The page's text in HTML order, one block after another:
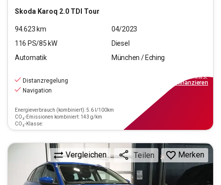
Skoda Karoq 2.0 TDI Tour
94.623 km
04/2023
116 PS/85 kW
Diesel
Automatik
München / Eching
Distanzregelung
Navigation
Energieverbrauch (kombiniert): 5.6 l/100km
CO₂-Emissionen kombiniert: 143 g/km
CO₂-Klasse:
inkl.MwSt.
finanzieren
Vergleichen Teilen Merken